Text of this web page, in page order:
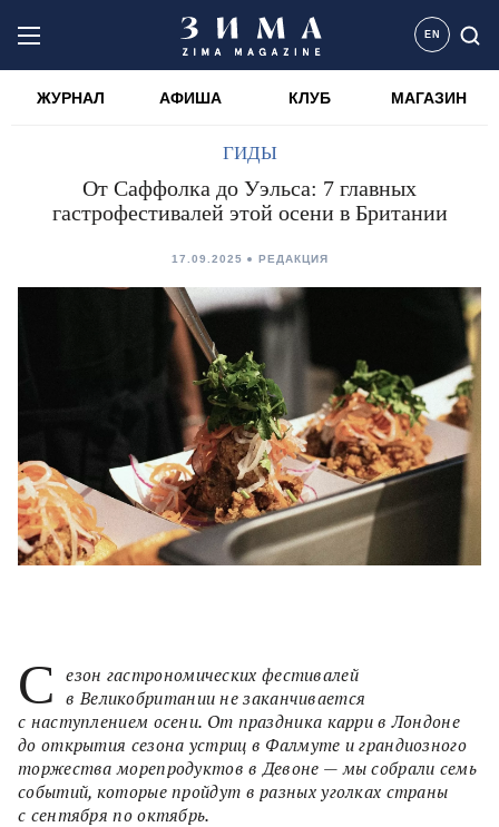
EN
ЖУРНАЛ АФИША КЛУБ МАГАЗИН
ГИДЫ
От Саффолка до Уэльса: 7 главных
гастрофестивалей этой осени в Британии
17.09.2025 РЕДАКЦИЯ
С
езон гастрономических фестивалей
в Великобритании не заканчивается
с наступлением осени. От праздника карри в Лондоне
до открытия сезона устриц в Фалмуте и грандиозного
торжества морепродуктов в Девоне — мы собрали семь
событий, которые пройдут в разных уголках страны
с сентября по октябрь.